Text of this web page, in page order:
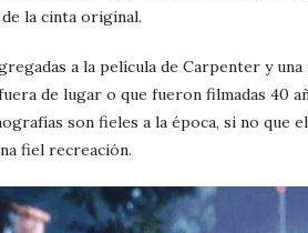
la cinta original.
a la película de Carpenter y
de lugar o que fueron filmadas 40
son fieles a la época, si no que
fiel recreación.